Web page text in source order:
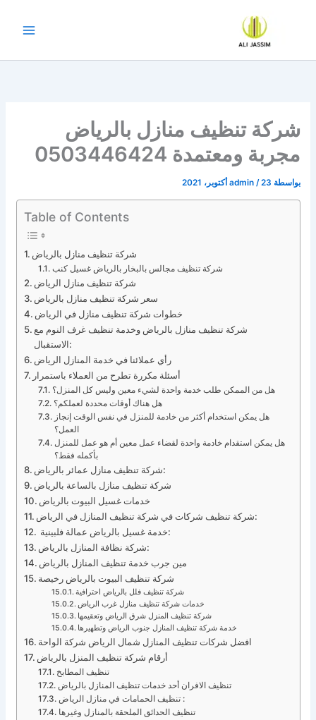
شركة تنظيف منازل بالرياض
مجربة ومعتمدة 0503446424
بواسطة admin /23 أكتوبر، 2021
Table of Contents
شركة تنظيف منازل بالرياض
شركة تنظيف مجالس بالبخار بالرياض غسيل كنب
شركة تنظيف منازل الرياض
سعر شركة تنظيف منازل بالرياض
خطوات شركة تنظيف منازل في الرياض
شركة تنظيف منازل بالرياض وخدمة تنظيف غرف النوم مع
الاستقبال:
رأي عملائنا في خدمة المنازل الرياض
أسئلة مكررة تطرح من العملاء باستمرار
هل من الممكن طلب خدمة واحدة لشيء معين وليس كل المنزل؟
هل هناك أوقات محددة لعملكم؟
هل يمكن استخدام أكثر من خادمة للمنزل في نفس الوقت إنجاز
العمل؟
هل يمكن استقدام خادمة واحدة لقضاء عمل معين أم هو عمل للمنزل
بأكمله فقط؟
شركة تنظيف منازل عمائر بالرياض:
شركة تنظيف منازل بالساعة بالرياض
خدمات غسيل البيوت بالرياض
شركة تنظيف شركات في شركة تنظيف المنازل في الرياض:
خدمة غسيل بالرياض عمالة فلبينية:
شركة نظافة المنازل بالرياض:
مين جرب خدمة تنظيف المنازل بالرياض
شركة تنظيف البيوت بالرياض رخيصة
شركة تنظيف فلل بالرياض احترافية
خدمات شركة تنظيف منازل غرب الرياض
شركة تنظيف المنزل شرق الرياض وتعقيمها
خدمة شركة تنظيف المنازل جنوب الرياض وتطهيرها
افضل شركات تنظيف المنازل شمال الرياض شركة الواحة
أرقام شركة تنظيف المنزل بالرياض
تنظيف المطابخ
تنظيف الافران أحد خدمات تنظيف المنازل بالرياض
تنظيف الحمامات في منازل الرياض :
تنظيف الحدائق الملحقة بالمنازل وغيرها